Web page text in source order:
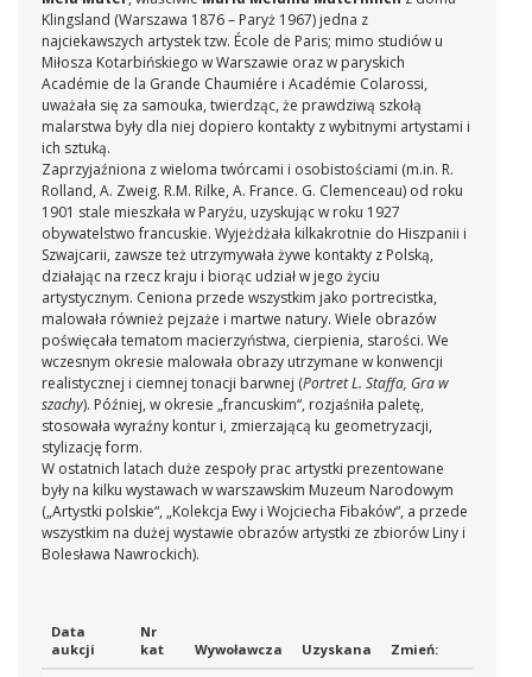
Gorączka życiapisze:Matki Muter często wydają się zmęczone
codzienną troską o byt i dzieci. Traktują je jak obowiązek. Nie
znajdują radości w karmieniu naturalnym. Ich odsłonięte piersi
nie nabrzmiewają pokarmem. Są wychudzone, zmięte, obwisłe.
Dzieci w ich ramionach czy usadowione na kolanach nie są
uśmiechniętymi albo słodko śpiącymi bobasami. Mają zastygnięte
w powadze twarze, podobne do oblicz opiekunek. Przychodzi na
myśl ustawienie i wymowa postaci w przedstawieniach Bożego
Narodzenia, na których Matka Boska składa ręce do modlitwy
nad nowo narodzonym Bożym Synem.
Klingsland (Warszawa 1876 – Paryż 1967) jedna z
najciekawszych artystek tzw. École de Paris; mimo studiów u
Miłosza Kotarbińskiego w Warszawie oraz w paryskich
Académie de la Grande Chaumiére i Académie Colarossi,
uważała się za samouka, twierdząc, że prawdziwą szkołą
malarstwa były dla niej dopiero kontakty z wybitnymi artystami i
ich sztuką.
Zaprzyjaźniona z wieloma twórcami i osobistościami (m.in. R.
Rolland, A. Zweig. R.M. Rilke, A. France. G. Clemenceau) od roku
1901 stale mieszkała w Paryżu, uzyskując w roku 1927
obywatelstwo francuskie. Wyjeżdżała kilkakrotnie do Hiszpanii i
Szwajcarii, zawsze też utrzymywała żywe kontakty z Polską,
działając na rzecz kraju i biorąc udział w jego życiu
artystycznym. Ceniona przede wszystkim jako portrecistka,
malowała również pejzaże i martwe natury. Wiele obrazów
poświęcała tematom macierzyństwa, cierpienia, starości. We
wczesnym okresie malowała obrazy utrzymane w konwencji
realistycznej i ciemnej tonacji barwnej (Portret L. Staffa, Gra w
szachy). Później, w okresie „francuskim“, rozjaśniła paletę,
stosowała wyraźny kontur i, zmierzającą ku geometryzacji,
stylizację form.
W ostatnich latach duże zespoły prac artystki prezentowane
były na kilku wystawach w warszawskim Muzeum Narodowym
(„Artystki polskie“, „Kolekcja Ewy i Wojciecha Fibaków“, a przede
wszystkim na dużej wystawie obrazów artystki ze zbiorów Liny i
Bolesława Nawrockich).
Data
aukcji
Nr
kat
Wywoławcza Uzyskana Zmień: